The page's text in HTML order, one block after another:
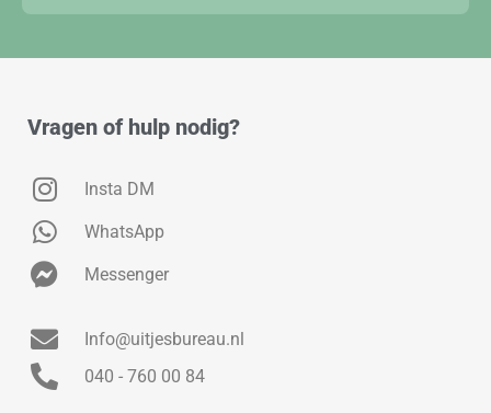
Vragen of hulp nodig?
Insta DM
WhatsApp
Messenger
Info@uitjesbureau.nl
040 - 760 00 84